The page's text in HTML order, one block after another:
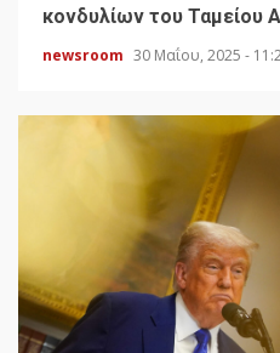
κονδυλίων του Ταμείου
newsroom 30 Μαΐου, 2025 -